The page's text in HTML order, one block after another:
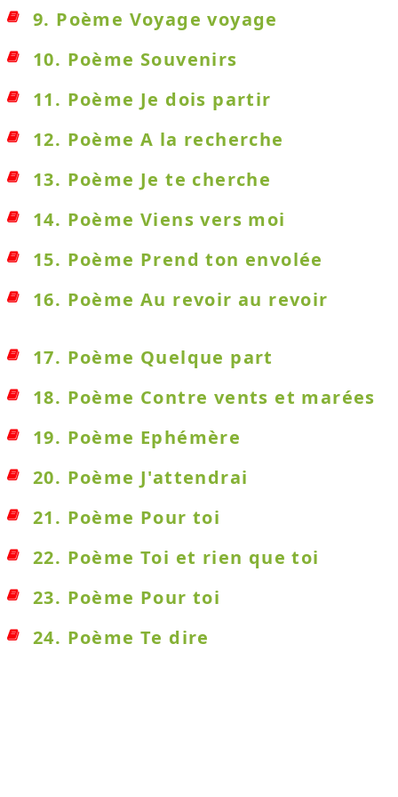
9. Poème Voyage voyage
10. Poème Souvenirs
11. Poème Je dois partir
12. Poème A la recherche
13. Poème Je te cherche
14. Poème Viens vers moi
15. Poème Prend ton envolée
16. Poème Au revoir au revoir
17. Poème Quelque part
18. Poème Contre vents et marées
19. Poème Ephémère
20. Poème J'attendrai
21. Poème Pour toi
22. Poème Toi et rien que toi
23. Poème Pour toi
24. Poème Te dire